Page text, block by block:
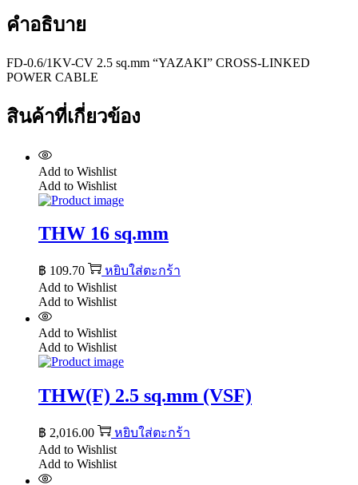
คำอธิบาย
FD-0.6/1KV-CV 2.5 sq.mm “YAZAKI” CROSS-LINKED
POWER CABLE
สินค้าที่เกี่ยวข้อง
Add to Wishlist
Add to Wishlist
THW 16 sq.mm
฿ 109.70
หยิบใส่ตะกร้า
Add to Wishlist
Add to Wishlist
Add to Wishlist
Add to Wishlist
THW(F) 2.5 sq.mm (VSF)
฿ 2,016.00
หยิบใส่ตะกร้า
Add to Wishlist
Add to Wishlist